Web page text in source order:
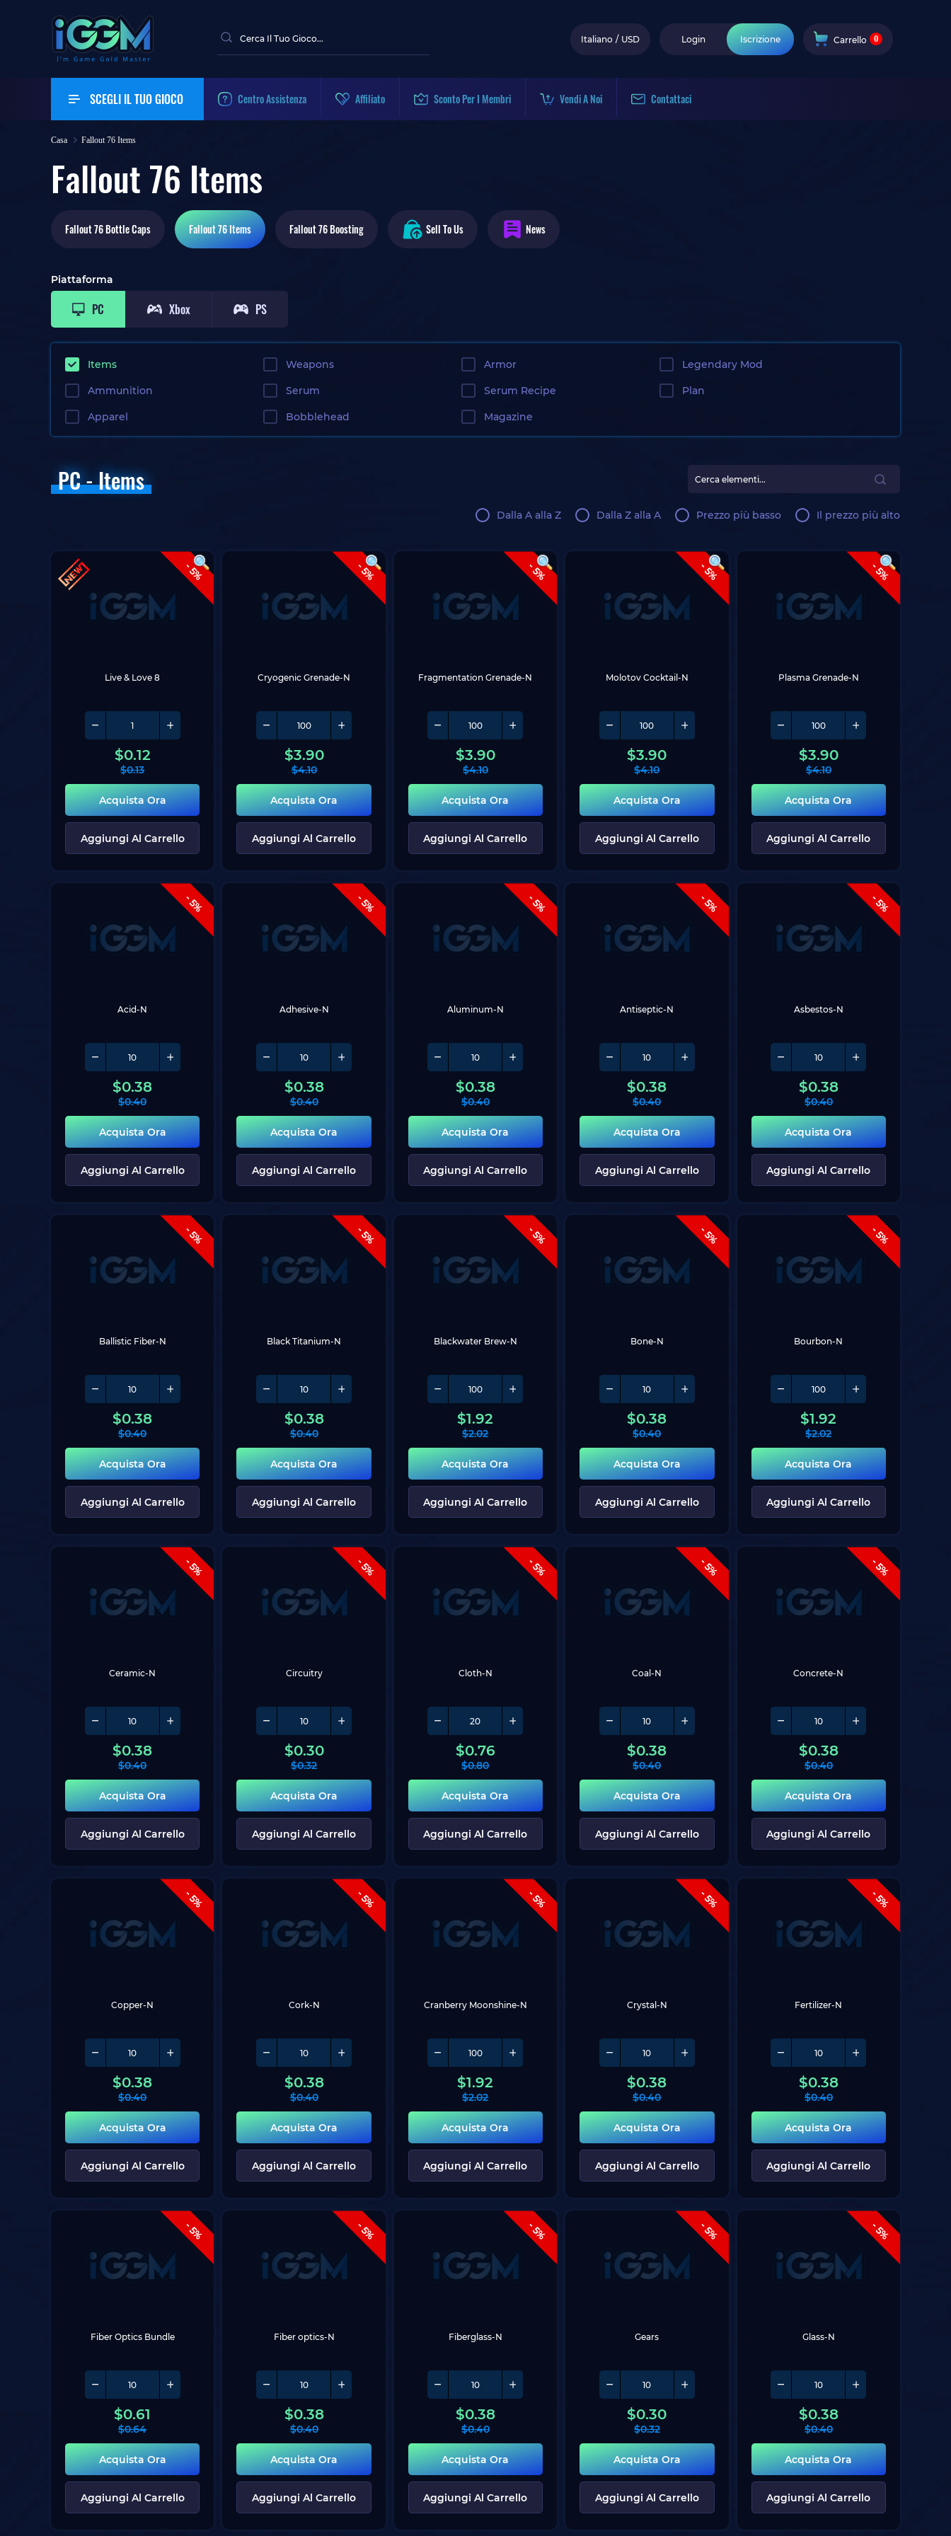
Italiano / USD Login Iscrizione Carrello 0
SCEGLI IL TUO GIOCO Centro Assistenza Affiliato Sconto Per I Membri Vendi A Noi Contattaci
Casa Fallout 76 Items
Fallout 76 Items
Fallout 76Bottle Caps Fallout 76Items Fallout 76Boosting Sell To Us News
Piattaforma
PC Xbox PS
Items Weapons Armor Legendary Mod
Ammunition Serum Serum Recipe Plan
Apparel Bobblehead Magazine
PC - Items
Dalla A alla Z Dalla Z alla A Prezzo più basso Il prezzo più alto
- 5%
Live & Love 8
$0.12
$0.13
Acquista Ora
Aggiungi Al Carrello
- 5%
Cryogenic Grenade-N
$3.90
$4.10
Acquista Ora
Aggiungi Al Carrello
- 5%
Fragmentation Grenade-N
$3.90
$4.10
Acquista Ora
Aggiungi Al Carrello
- 5%
Molotov Cocktail-N
$3.90
$4.10
Acquista Ora
Aggiungi Al Carrello
- 5%
Plasma Grenade-N
$3.90
$4.10
Acquista Ora
Aggiungi Al Carrello
- 5%
Acid-N
$0.38
$0.40
Acquista Ora
Aggiungi Al Carrello
- 5%
Adhesive-N
$0.38
$0.40
Acquista Ora
Aggiungi Al Carrello
- 5%
Aluminum-N
$0.38
$0.40
Acquista Ora
Aggiungi Al Carrello
- 5%
Antiseptic-N
$0.38
$0.40
Acquista Ora
Aggiungi Al Carrello
- 5%
Asbestos-N
$0.38
$0.40
Acquista Ora
Aggiungi Al Carrello
- 5%
Ballistic Fiber-N
$0.38
$0.40
Acquista Ora
Aggiungi Al Carrello
- 5%
Black Titanium-N
$0.38
$0.40
Acquista Ora
Aggiungi Al Carrello
- 5%
Blackwater Brew-N
$1.92
$2.02
Acquista Ora
Aggiungi Al Carrello
- 5%
Bone-N
$0.38
$0.40
Acquista Ora
Aggiungi Al Carrello
- 5%
Bourbon-N
$1.92
$2.02
Acquista Ora
Aggiungi Al Carrello
- 5%
Ceramic-N
$0.38
$0.40
Acquista Ora
Aggiungi Al Carrello
- 5%
Circuitry
$0.30
$0.32
Acquista Ora
Aggiungi Al Carrello
- 5%
Cloth-N
$0.76
$0.80
Acquista Ora
Aggiungi Al Carrello
- 5%
Coal-N
$0.38
$0.40
Acquista Ora
Aggiungi Al Carrello
- 5%
Concrete-N
$0.38
$0.40
Acquista Ora
Aggiungi Al Carrello
- 5%
Copper-N
$0.38
$0.40
Acquista Ora
Aggiungi Al Carrello
- 5%
Cork-N
$0.38
$0.40
Acquista Ora
Aggiungi Al Carrello
- 5%
Cranberry Moonshine-N
$1.92
$2.02
Acquista Ora
Aggiungi Al Carrello
- 5%
Crystal-N
$0.38
$0.40
Acquista Ora
Aggiungi Al Carrello
- 5%
Fertilizer-N
$0.38
$0.40
Acquista Ora
Aggiungi Al Carrello
- 5%
Fiber Optics Bundle
$0.61
$0.64
Acquista Ora
Aggiungi Al Carrello
- 5%
Fiber optics-N
$0.38
$0.40
Acquista Ora
Aggiungi Al Carrello
- 5%
Fiberglass-N
$0.38
$0.40
Acquista Ora
Aggiungi Al Carrello
- 5%
Gears
$0.30
$0.32
Acquista Ora
Aggiungi Al Carrello
- 5%
Glass-N
$0.38
$0.40
Acquista Ora
Aggiungi Al Carrello